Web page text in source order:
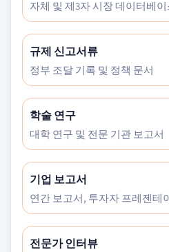
자체 및 제3자 시장 데이터베이
규제 신고서류
정부 조달 기록 및 정책 문서
학술 연구
대학 연구 및 전문 기관 보고서
기업 보고서
연간 보고서, 투자자 프레젠테
전문가 인터뷰